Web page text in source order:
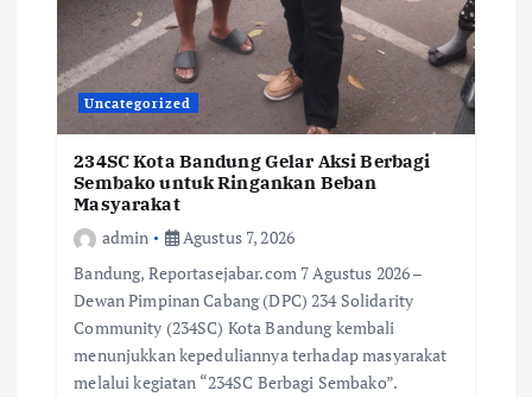
Uncategorized
234SC Kota Bandung Gelar Aksi Berbagi
Sembako untuk Ringankan Beban
Masyarakat
admin
Agustus 7, 2026
Bandung, Reportasejabar.com 7 Agustus 2026 –
Dewan Pimpinan Cabang (DPC) 234 Solidarity
Community (234SC) Kota Bandung kembali
menunjukkan kepeduliannya terhadap masyarakat
melalui kegiatan “234SC Berbagi Sembako”.